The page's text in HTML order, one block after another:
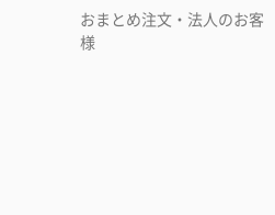
おまとめ注文・法人のお客
様